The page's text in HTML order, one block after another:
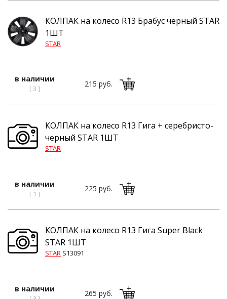
КОЛПАК на колесо R13 Брабус черный STAR
1ШТ
STAR
в наличии
[ 3 ]
215 руб.
КОЛПАК на колесо R13 Гига + серебристо-
черный STAR 1ШТ
STAR
в наличии
[ 1 ]
225 руб.
КОЛПАК на колесо R13 Гига Super Black
STAR 1ШТ
STAR S13091
в наличии 265 руб.